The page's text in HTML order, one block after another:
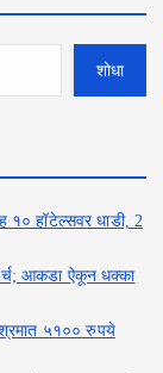
शोधा
१० हॉटेल्सवर धाडी, 2
आकडा ऐकून धक्का
५१०० रुपये